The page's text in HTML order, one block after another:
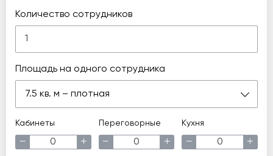
Количество сотрудников
Площадь на одного сотрудника
7.5 кв. м – плотная
Кабинеты
− +
Переговорные
− +
Кухня
− +